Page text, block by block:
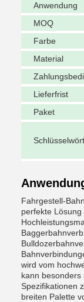
Anwendung
MOQ
Farbe
Material
Lieferfrist
Paket
Fahrgestell-
perfekte
wird vom
kann
Spezifikationen
breiten Palette